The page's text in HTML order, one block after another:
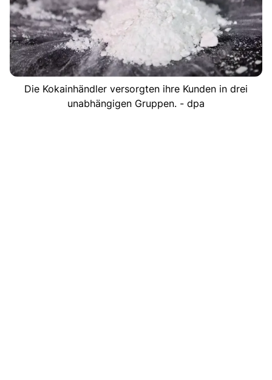
Die Kokainhändler versorgten ihre Kunden in drei
unabhängigen Gruppen. - dpa